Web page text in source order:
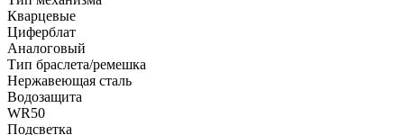
Кварцевые
Циферблат
Аналоговый
Тип браслета/ремешка
Нержавеющая сталь
Водозащита
WR50
Подсветка